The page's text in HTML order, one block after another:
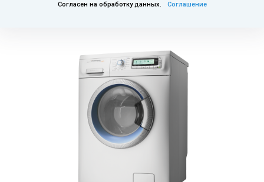
Согласен на обработку данных. Соглашение